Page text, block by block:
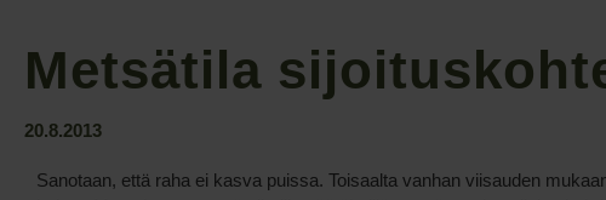
Metsätila
20.8.2013
Sanotaan, että raha ei kasva puissa. Toisaalta vanhan viisauden